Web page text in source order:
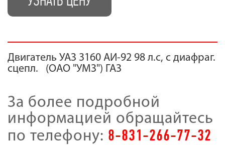
Двигатель УАЗ 3160 АИ-92 98 л.с, с диафраг.
сцепл. (ОАО "УМЗ") ГАЗ
За более подробной
информацией обращайтесь
по телефону: 8-831-266-77-32